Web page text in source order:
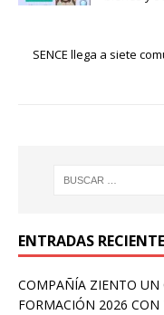
SENCE llega a siete
ENTRADAS
COMPAÑÍA ZIENTO UN
FORMACIÓN 2026 CON